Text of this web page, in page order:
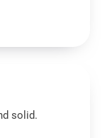
solid.